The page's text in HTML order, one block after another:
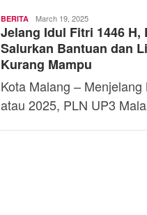
BERITA Toski
Dermaleksana
March 19, 2025
Jelang Idul Fitri 1446 H,
Salurkan Bantuan dan
Kurang Mampu
Kota Malang –
atau 2025, PLN UP3